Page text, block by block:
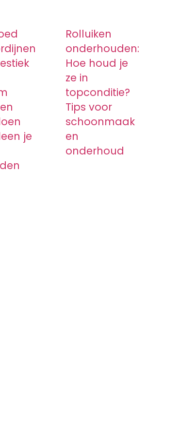
je
Rolluiken
onderhouden:
Hoe houd je
ze in
topconditie?
Tips voor
schoonmaak
en
onderhoud